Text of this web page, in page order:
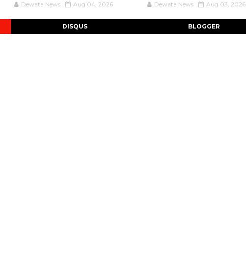
Dewata News Aug 04, 2026 Dewata News Aug 03, 2026
DISQUS BLOGGER